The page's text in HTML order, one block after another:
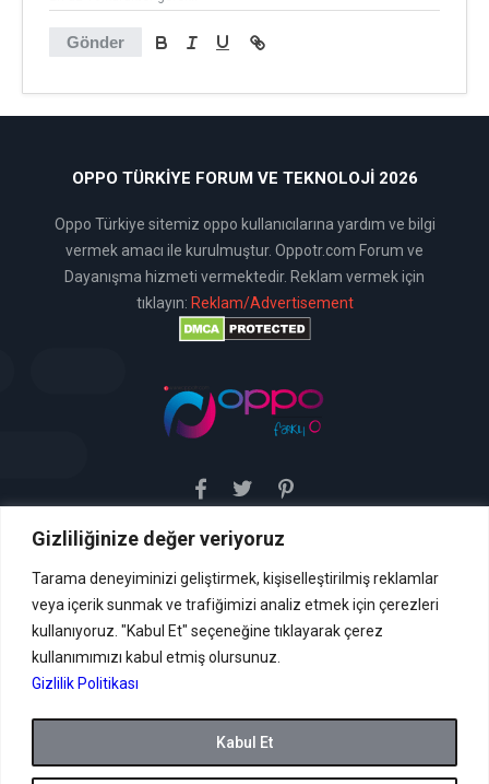
Gizliliğinize değer veriyoruz
Tarama deneyiminizi geliştirmek, kişiselleştirilmiş reklamlar
veya içerik sunmak ve trafiğimizi analiz etmek için çerezleri
kullanıyoruz. "Kabul Et" seçeneğine tıklayarak çerez
kullanımımızı kabul etmiş olursunuz.
Gizlilik Politikası
Kabul Et
Gönder
OPPO TÜRKIYE FORUM VE TEKNOLOJI 2026
Oppo Türkiye sitemiz oppo kullanıcılarına yardım ve bilgi
vermek amacı ile kurulmuştur. Oppotr.com Forum ve
Dayanışma hizmeti vermektedir. Reklam vermek için
tıklayın: Reklam/Advertisement
Sitemiz uyar / kaldır prensibini benimsemiştir. Sitemiz,
hizmetini vermektedir. Bu yasaya göre, Site yönetimi
hukuka aykırı içerikleri kontrol etme yükümlülüğü yoktur. Bu
nedenle, web sitemiz uyar / kaldır prensibini
benimsemiştir ve kullanmaktadır. (
İletişim
Formu Veya ( info[AT]caglaryildiz[DOT]net )